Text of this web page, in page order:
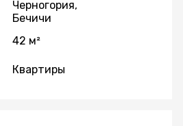
Черногория,
Бечичи
42 м²
Квартиры